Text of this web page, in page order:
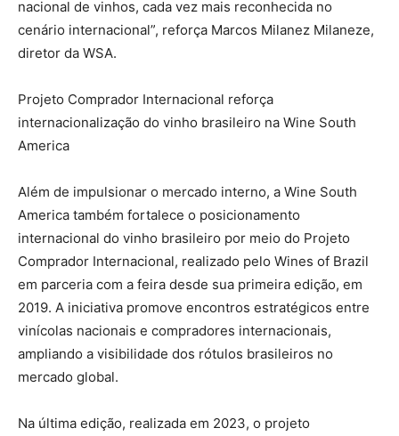
nacional de vinhos, cada vez mais reconhecida no
cenário internacional”, reforça Marcos Milanez Milaneze,
diretor da WSA.
Projeto Comprador Internacional reforça
internacionalização do vinho brasileiro na Wine South
America
Além de impulsionar o mercado interno, a Wine South
America também fortalece o posicionamento
internacional do vinho brasileiro por meio do Projeto
Comprador Internacional, realizado pelo Wines of Brazil
em parceria com a feira desde sua primeira edição, em
2019. A iniciativa promove encontros estratégicos entre
vinícolas nacionais e compradores internacionais,
ampliando a visibilidade dos rótulos brasileiros no
mercado global.
Na última edição, realizada em 2023, o projeto